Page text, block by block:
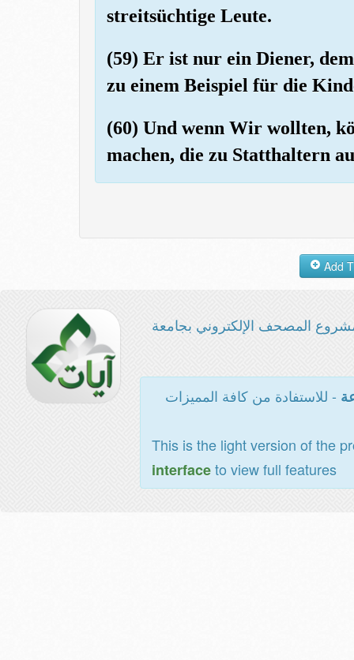
streitsüchtige Leute.
(59) Er ist nur ein Diener,
zu einem Beispiel für die
(60) Und wenn Wir wollten,
machen, die zu Statthaltern
المصحف الإلكتروني بجامعة
- للاستفادة من كافة المميزات
This is the light version of the
interfaceto view full features